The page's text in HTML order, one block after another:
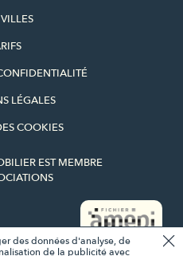
INTÉRESSE ?
LÉGALES
COOKIES
EST MEMBRE
des données d'analyse, de
de la publicité avec